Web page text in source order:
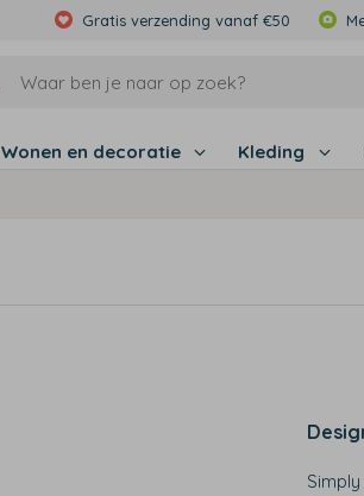
Gratis verzending vanaf €50
Wonen en decoratie Kleding